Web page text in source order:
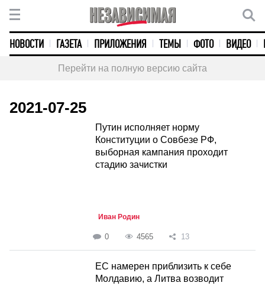
НОВОСТИ ГАЗЕТА ПРИЛОЖЕНИЯ ТЕМЫ ФОТО ВИДЕО
Перейти на полную версию сайта
2021-07-25
Путин исполняет норму
Конституции о Совбезе РФ,
выборная кампания проходит
стадию зачистки
Иван Родин
0 4565 13
ЕС намерен приблизить к себе
Молдавию, а Литва возводит